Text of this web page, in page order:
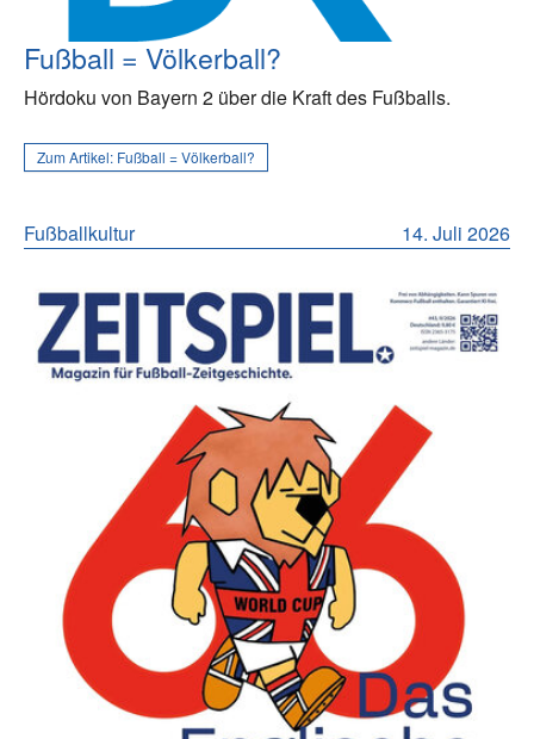
Fußball = Völkerball?
Hördoku von Bayern 2 über die Kraft des Fußballs.
Zum Artikel: Fußball = Völkerball?
14. Juli 2026
Fußballkultur